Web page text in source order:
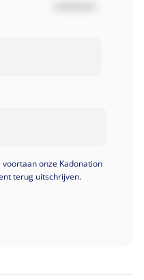
onze Kadonation
terug uitschrijven.